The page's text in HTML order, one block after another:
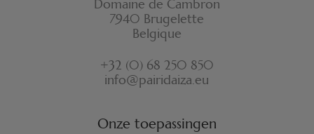
Domaine de Cambron
7940 Brugelette
Belgique
+32 (0) 68 250 850
info@pairidaiza.eu
Onze toepassingen